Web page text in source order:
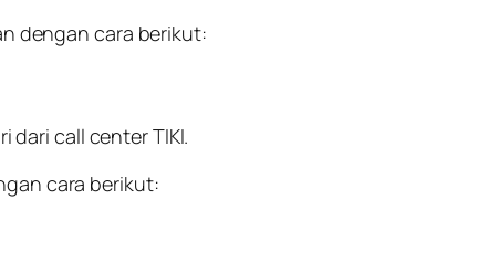
dengan cara berikut:
dari call center TIKI.
cara berikut: